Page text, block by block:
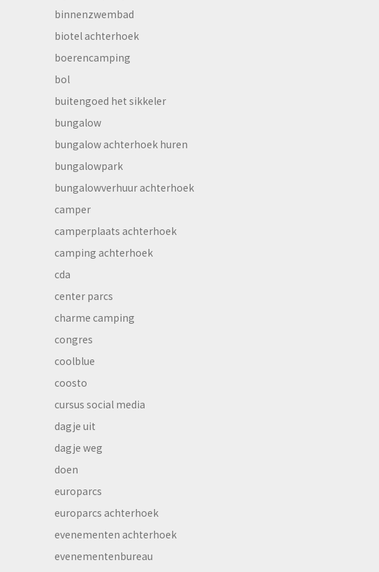
binnenzwembad
biotel achterhoek
boerencamping
bol
buitengoed het sikkeler
bungalow
bungalow achterhoek huren
bungalowpark
bungalowverhuur achterhoek
camper
camperplaats achterhoek
camping achterhoek
cda
center parcs
charme camping
congres
coolblue
coosto
cursus social media
dagje uit
dagje weg
doen
europarcs
europarcs achterhoek
evenementen achterhoek
evenementenbureau